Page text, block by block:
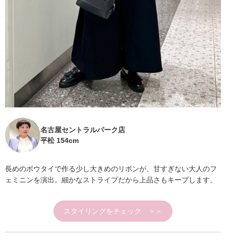
名古屋セントラルパーク店
平松 154cm
長めのボウタイで作る少し大きめのリボンが、甘すぎない大人のフ
ェミニンを演出。細かなストライプだから上品さもキープします。
スタイリングをチェック ＞＞